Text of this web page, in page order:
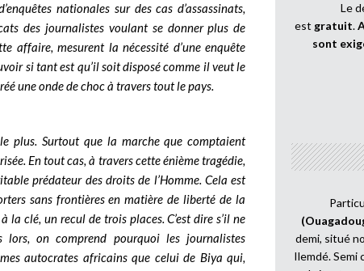
nationales sur des cas d’assassinats,
des journalistes voulant se donner plus de
affaire, mesurent la nécessité d’une enquête
si tant est qu’il soit disposé comme il veut le
une onde de choc à travers tout le pays.
plus. Surtout que la marche que comptaient
En tout cas, à travers cette énième tragédie,
prédateur des droits de l’Homme. Cela est
sans frontières en matière de liberté de la
clé, un recul de trois places. C’est dire s’il ne
on comprend pourquoi les journalistes
autocrates africains que celui de Biya qui,
Le
est gratuit.
sont
demi, situé
Ilemdé. Semi